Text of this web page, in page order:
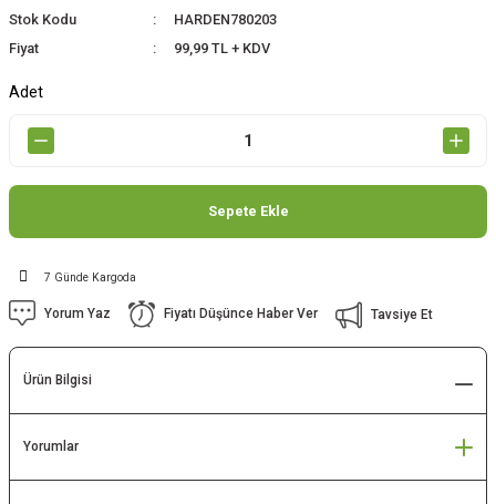
Stok Kodu
HARDEN780203
Fiyat
99,99 TL + KDV
Adet
Sepete Ekle
7 Günde Kargoda
Yorum Yaz Fiyatı Düşünce Haber Ver Tavsiye Et
Ürün Bilgisi
Yorumlar